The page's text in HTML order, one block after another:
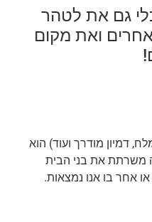
גם את לטהר
ואת מקום
דמיון מודרך ועוד) הוא
משרתת את בני הבית
אחר בו אנו נמצאות.